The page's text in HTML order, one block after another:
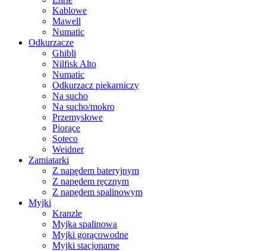
Kablowe
Mawell
Numatic
Odkurzacze
Ghibli
Nilfisk Alto
Numatic
Odkurzacz piekarniczy
Na sucho
Na sucho/mokro
Przemysłowe
Piorące
Soteco
Weidner
Zamiatarki
Z napędem bateryjnym
Z napędem ręcznym
Z napędem spalinowym
Myjki
Kranzle
Myjka spalinowa
Myjki gorącowodne
Myjki stacjonarne